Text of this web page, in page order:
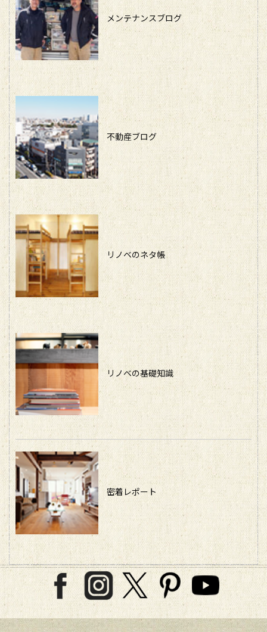
メンテナンスブログ
不動産ブログ
リノベのネタ帳
リノベの基礎知識
密着レポート